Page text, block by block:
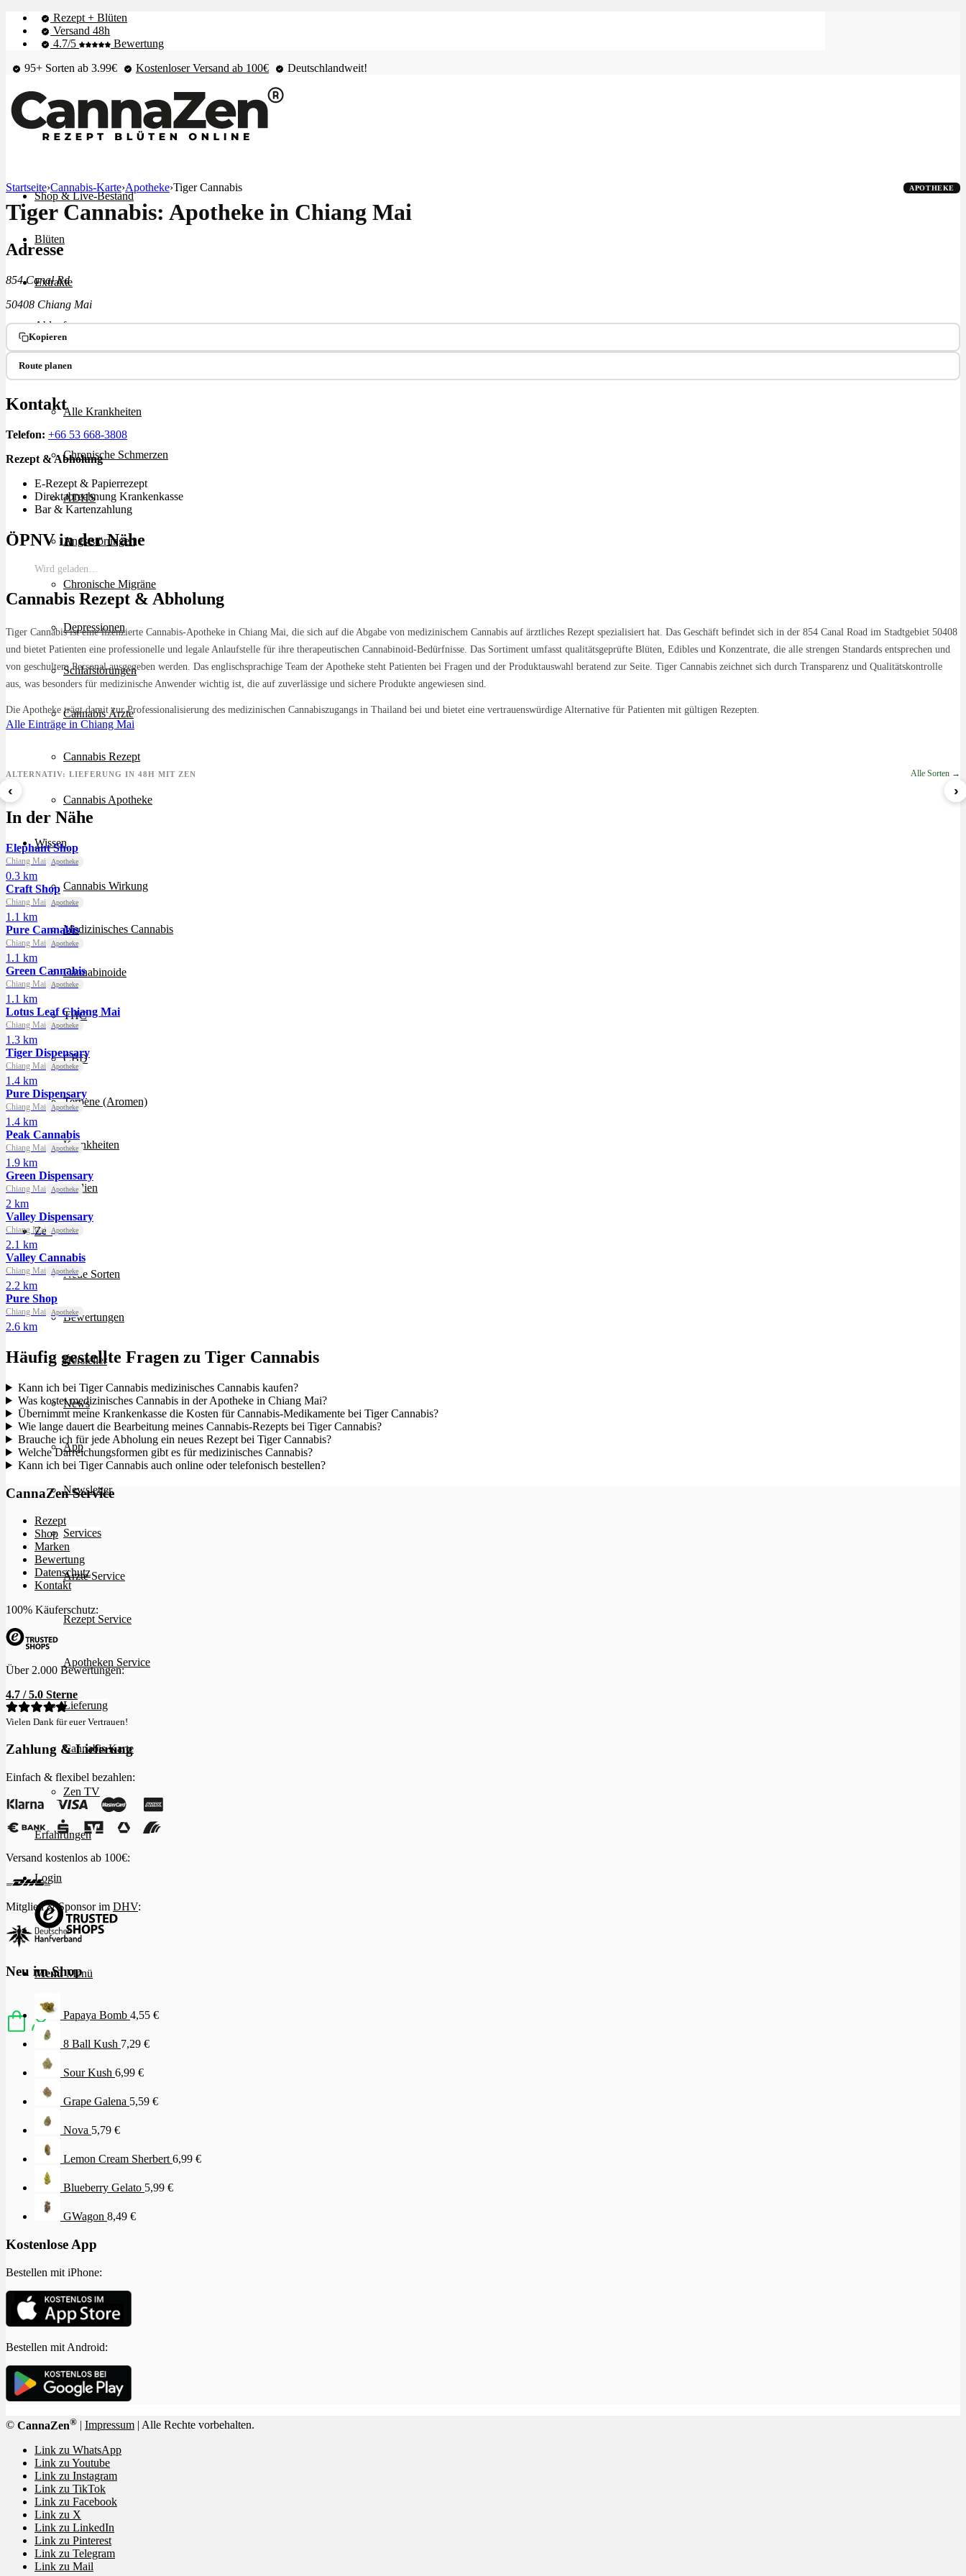
Rezept + Blüten
Versand 48h
4.7/5
Bewertung
95+ Sorten ab 3.99€
Kostenloser Versand ab 100€ Deutschlandweit!
Shop & Live-Bestand
Blüten
Extrakte
Ablauf
Therapien
Alle Krankheiten
Chronische Schmerzen
ADHS
Angststörungen
Chronische Migräne
Depressionen
Schlafstörungen
Cannabis Ärzte
Cannabis Rezept
Cannabis Apotheke
Wissen
Cannabis Wirkung
Medizinisches Cannabis
Cannabinoide
THC
CBD
Terpene (Aromen)
Krankheiten
Studien
Zen
Neue Sorten
Bewertungen
Hersteller
News
App
Newsletter
Services
Ärzte Service
Rezept Service
Apotheken Service
Lieferung
Cannabis Karte
Zen TV
Erfahrungen
Login
Menü Menü
Startseite›Cannabis-Karte›Apotheke›Tiger Cannabis APOTHEKE
Tiger Cannabis: Apotheke in Chiang Mai
Adresse
854 Canal Rd
50408 Chiang Mai
Kopieren
Route planen
Kontakt
Telefon: +66 53 668-3808
Rezept & Abholung
E-Rezept & Papierrezept
Direktabrechnung Krankenkasse
Bar & Kartenzahlung
ÖPNV in der Nähe
Wird geladen…
Cannabis Rezept & Abholung
Tiger Cannabis ist eine lizenzierte Cannabis-Apotheke in Chiang Mai, die sich auf die Abgabe von medizinischem Cannabis auf ärztliches Rezept spezialisiert hat. Das Geschäft befindet sich in der 854 Canal Road im Stadtgebiet 50408
und bietet Patienten eine professionelle und legale Anlaufstelle für ihre therapeutischen Cannabinoid-Bedürfnisse. Das Sortiment umfasst qualitätsgeprüfte Blüten, Edibles und Konzentrate, die alle strengen Standards entsprechen und
von geschultem Personal ausgegeben werden. Das englischsprachige Team der Apotheke steht Patienten bei Fragen und der Produktauswahl beratend zur Seite. Tiger Cannabis zeichnet sich durch Transparenz und Qualitätskontrolle
aus, was besonders für medizinische Anwender wichtig ist, die auf zuverlässige und sichere Produkte angewiesen sind.
Die Apotheke trägt damit zur Professionalisierung des medizinischen Cannabiszugangs in Thailand bei und bietet eine vertrauenswürdige Alternative für Patienten mit gültigen Rezepten.
Alle Einträge in Chiang Mai
ALTERNATIV: LIEFERUNG IN 48H MIT ZEN Alle Sorten →
‹
Sour Mintz Haze
ab 5,99 €/g
Lemon Cream Sherbert
›
In der Nähe
Elephant Shop
Chiang Mai Apotheke
0.3 km
Craft Shop
Chiang Mai Apotheke
1.1 km
Pure Cannabis
Chiang Mai Apotheke
1.1 km
Green Cannabis
Chiang Mai Apotheke
1.1 km
Lotus Leaf Chiang Mai
Chiang Mai Apotheke
1.3 km
Tiger Dispensary
Chiang Mai Apotheke
1.4 km
Pure Dispensary
Chiang Mai Apotheke
1.4 km
Peak Cannabis
Chiang Mai Apotheke
1.9 km
Green Dispensary
Chiang Mai Apotheke
2 km
Valley Dispensary
Chiang Mai Apotheke
2.1 km
Valley Cannabis
Chiang Mai Apotheke
2.2 km
Pure Shop
Chiang Mai Apotheke
2.6 km
Häufig gestellte Fragen zu Tiger Cannabis
Kann ich bei Tiger Cannabis medizinisches Cannabis kaufen?
Was kostet medizinisches Cannabis in der Apotheke in Chiang Mai?
Übernimmt meine Krankenkasse die Kosten für Cannabis-Medikamente bei Tiger Cannabis?
Wie lange dauert die Bearbeitung meines Cannabis-Rezepts bei Tiger Cannabis?
Brauche ich für jede Abholung ein neues Rezept bei Tiger Cannabis?
Welche Darreichungsformen gibt es für medizinisches Cannabis?
Kann ich bei Tiger Cannabis auch online oder telefonisch bestellen?
CannaZen Service
Rezept
Shop
Marken
Bewertung
Datenschutz
Kontakt
100% Käuferschutz:
Über 2.000 Bewertungen:
4.7 / 5.0 Sterne
Vielen Dank für euer Vertrauen!
Zahlung & Lieferung
Einfach & flexibel bezahlen:
Versand kostenlos ab 100€:
Mitglied & Sponsor im DHV:
Neu im Shop
Papaya Bomb 4,55 €
8 Ball Kush 7,29 €
Sour Kush 6,99 €
Grape Galena 5,59 €
Nova 5,79 €
Lemon Cream Sherbert 6,99 €
Blueberry Gelato 5,99 €
GWagon 8,49 €
Kostenlose App
Bestellen mit iPhone:
Bestellen mit Android:
© CannaZen® Impressum | Alle Rechte vorbehalten.
Link zu WhatsApp
Link zu Youtube
Link zu Instagram
Link zu TikTok
Link zu Facebook
Link zu X
Link zu LinkedIn
Link zu Pinterest
Link zu Telegram
Link zu Mail